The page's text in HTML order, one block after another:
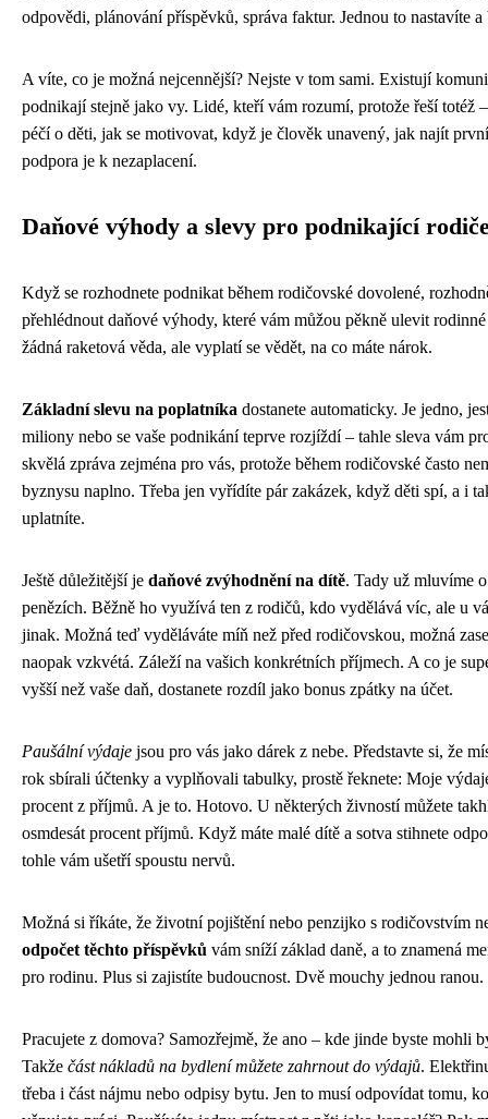
odpovědi, plánování příspěvků, správa faktur. Jednou to nastavíte a
A víte, co je možná nejcennější? Nejste v tom sami. Existují
podnikají stejně jako vy. Lidé, kteří vám rozumí, protože řeší totéž
péčí o děti, jak se motivovat, když je člověk unavený, jak najít
podpora je k nezaplacení.
Daňové výhody a slevy pro podnikající
Když se rozhodnete podnikat během rodičovské dovolené,
přehlédnout daňové výhody, které vám můžou pěkně ulevit
žádná raketová věda, ale vyplatí se vědět, na co máte nárok.
Základní slevu na poplatníka dostanete automaticky. Je jedno,
miliony nebo se vaše podnikání teprve rozjíždí – tahle sleva vám
skvělá zpráva zejména pro vás, protože během rodičovské často
byznysu naplno. Třeba jen vyřídíte pár zakázek, když děti spí, a i
uplatníte.
Ještě důležitější je daňové zvýhodnění na dítě. Tady už mluvíme
penězích. Běžně ho využívá ten z rodičů, kdo vydělává víc, ale u
jinak. Možná teď vyděláváte míň než před rodičovskou, možná
naopak vzkvétá. Záleží na vašich konkrétních příjmech. A co je
vyšší než vaše daň, dostanete rozdíl jako bonus zpátky na účet.
Paušální výdaje jsou pro vás jako dárek z nebe. Představte si, že
rok sbírali účtenky a vyplňovali tabulky, prostě řeknete: Moje
procent z příjmů. A je to. Hotovo. U některých živností můžete
osmdesát procent příjmů. Když máte malé dítě a sotva stihnete
tohle vám ušetří spoustu nervů.
Možná si říkáte, že životní pojištění nebo penzijko s rodičovstvím
odpočet těchto příspěvků vám sníží základ daně, a to znamená
pro rodinu. Plus si zajistíte budoucnost. Dvě mouchy jednou ranou.
Pracujete z domova? Samozřejmě, že ano – kde jinde byste mohli
Takže část nákladů na bydlení můžete zahrnout do výdajů.
třeba i část nájmu nebo odpisy bytu. Jen to musí odpovídat tomu,